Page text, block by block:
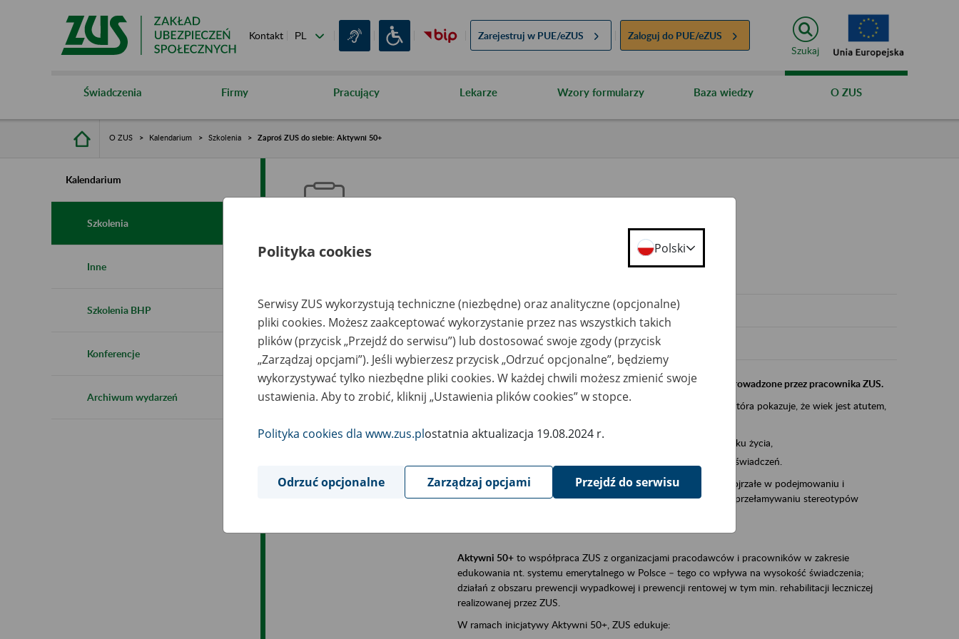
Kontakt Zarejestruj w PUE/eZUS Zaloguj do PUE/eZUS
Szukaj
Świadczenia Firmy Pracujący Lekarze Wzory formularzy Baza wiedzy O ZUS
O ZUS Kalendarium Szkolenia Zaproś ZUS do siebie: Aktywni 50+
Kalendarium
Szkolenia
Inne
Szkolenia BHP
Konferencje
Archiwum wydarzeń
Zaproś ZUS do siebie: Aktywni 50+
Rodzaj wydarzenia Szkolenia
Obszar merytoryczny Aktywni 50+, płatnicy, ubezpieczeni
Opis wydarzenia
Szkolenie stacjonarne w siedzibie firmy, instytucji, urzędu przeprowadzone przez pracownika ZUS.
Aktywni 50+
to inicjatywa Zakładu Ubezpieczeń Społecznych, która pokazuje, że wiek jest atutem,
promocja aktywności zawodowej osób po pięćdziesiątym roku życia,
zachęcanie do świadomego planowania kariery i przyszłych świadczeń.
ZUS przez działania informacyjne i edukacyjne wspiera osoby dojrzałe w podejmowaniu i
kontynuowaniu aktywności zawodowej, dbaniu o zdrowie oraz przełamywaniu stereotypów
Aktywni 50+to współpraca ZUS z organizacjami pracodawców i pracowników w zakresie
edukowania nt. systemu emerytalnego w Polsce – tego co wpływa na wysokość świadczenia;
działań z obszaru prewencji wypadkowej i prewencji rentowej w tym min. rehabilitacji leczniczej
realizowanej przez ZUS.
W ramach inicjatywy Aktywni 50+, ZUS edukuje:
Polityka cookies Polski
Serwisy ZUS wykorzystują techniczne (niezbędne) oraz analityczne (opcjonalne)
pliki cookies. Możesz zaakceptować wykorzystanie przez nas wszystkich takich
plików (przycisk „Przejdź do serwisu”) lub dostosować swoje zgody (przycisk
„Zarządzaj opcjami”). Jeśli wybierzesz przycisk „Odrzuć opcjonalne”, będziemy
wykorzystywać tylko niezbędne pliki cookies. W każdej chwili możesz zmienić swoje
ustawienia. Aby to zrobić, kliknij „Ustawienia plików cookies” w stopce.
Polityka cookies dla www.zus.plostatnia aktualizacja 19.08.2024 r.
Odrzuć opcjonalne Zarządzaj opcjami Przejdź do serwisu